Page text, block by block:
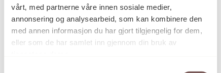
vårt, med partnerne våre innen sosiale medier,
annonsering og analysearbeid, som kan kombinere den
med annen informasjon du har gjort tilgjengelig for dem,
eller som de har samlet inn gjennom din bruk av
Postboks 6994
St. Olavs plass